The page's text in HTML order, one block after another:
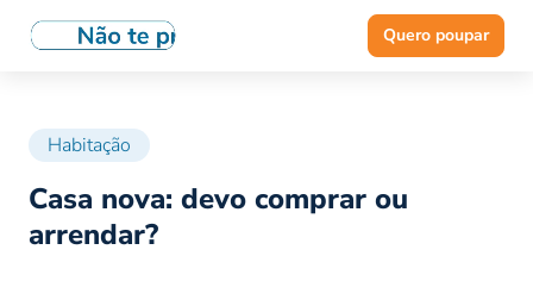
Quero poupar
Habitação
Casa nova: devo comprar ou
arrendar?